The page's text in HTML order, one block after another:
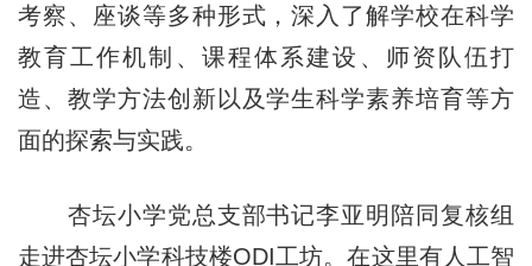
考察、座谈等多种形式，深入了解学校在科学
教育工作机制、课程体系建设、师资队伍打
造、教学方法创新以及学生科学素养培育等方
面的探索与实践。
杏坛小学党总支部书记李亚明陪同复核组
走进杏坛小学科技楼ODI工坊。在这里有人工智